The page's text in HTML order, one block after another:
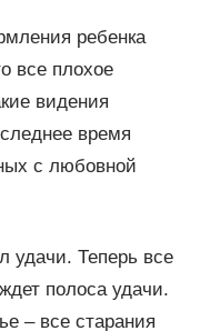
ребенка
все плохое
видения
время
с любовной
удачи. Теперь все
полоса удачи.
– все старания